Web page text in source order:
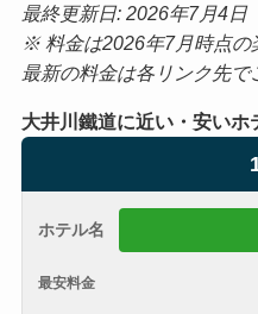
最終更新日: 2026年7月4日
※ 料金は2026年7月時点の
最新の料金は各リンク先で
大井川鐵道に近い・安いホ